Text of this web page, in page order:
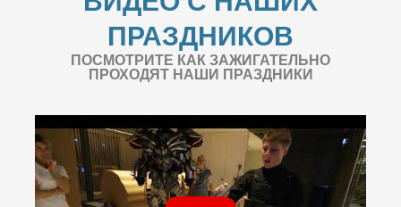
ПРАЗДНИКОВ
ПОСМОТРИТЕ КАК ЗАЖИГАТЕЛЬНО
ПРОХОДЯТ НАШИ ПРАЗДНИКИ